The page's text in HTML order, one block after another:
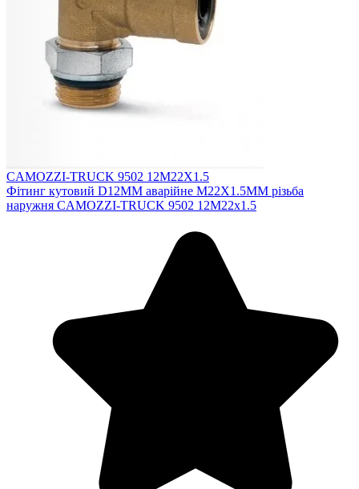
CAMOZZI-TRUCK 9502 12M22X1.5
Фітинг кутовий D12MM аварійне M22X1.5MM різьба
наружня CAMOZZI-TRUCK 9502 12M22x1.5